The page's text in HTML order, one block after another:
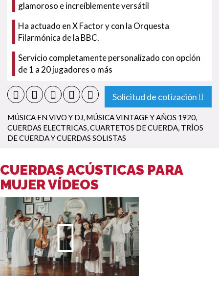
glamoroso e increíblemente versátil
Ha actuado en X Factor y con la Orquesta
Filarmónica de la BBC.
Servicio completamente personalizado con opción
de 1 a 20 jugadores o más
Solicitud de cotización
MÚSICA EN VIVO Y DJ, MÚSICA VINTAGE Y AÑOS 1920,
CUERDAS ELECTRICAS,CUARTETOS DE CUERDA, TRÍOS
DE CUERDA Y CUERDAS SOLISTAS
CUERDAS ACÚSTICAS PARA
MUJER VÍDEOS